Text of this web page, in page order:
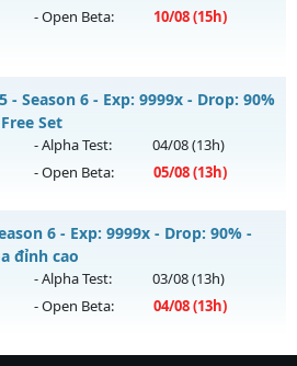
- Open Beta: 10/08(15h)
- Mở máy chủ
Webzen
- Season 6 - Exp: 9999x - Drop: 90%
Set
- Alpha Test: 04/08(13h)
- Open Beta: 05/08(13h)
- Đua Top thưởng lớn, Free Set
- Mở máy chủ
6 - Exp: 9999x - Drop: 90% -
đỉnh cao
- Alpha Test: 03/08(13h)
- Open Beta: 04/08(13h)
tích lũy, Đồ họa đỉnh cao